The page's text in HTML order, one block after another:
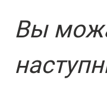
Вы